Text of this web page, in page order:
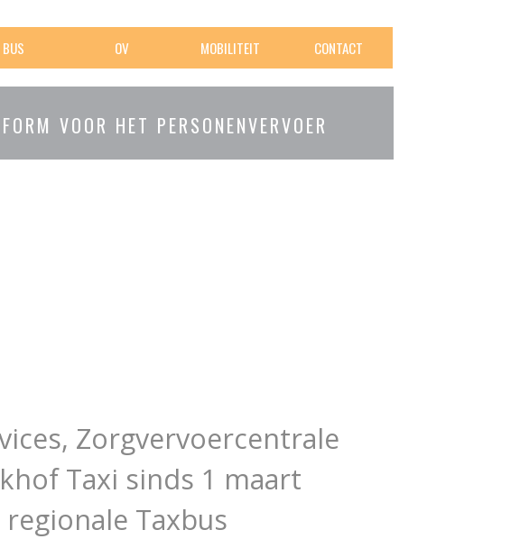
BUS OV MOBILITEIT CONTACT
VOOR HET PERSONENVERVOER
Zorgvervoercentrale
Taxi sinds 1 maart
Taxbus